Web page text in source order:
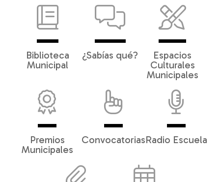
Biblioteca
Municipal
¿Sabías qué?
Espacios
Culturales
Municipales
Premios
Municipales
ConvocatoriasRadio Escuela